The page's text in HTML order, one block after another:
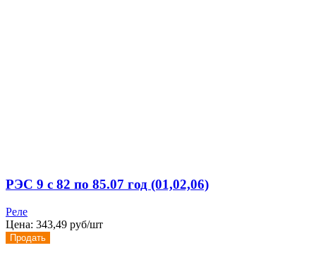
РЭС 9 с 82 по 85.07 год (01,02,06)
Реле
Цена: 343,49 руб/шт
Продать